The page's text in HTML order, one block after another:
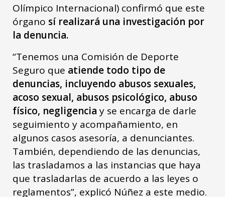
Olímpico Internacional) confirmó que este
órgano sí realizará una investigación por
la denuncia.
“Tenemos una Comisión de Deporte
Seguro que atiende todo tipo de
denuncias, incluyendo abusos sexuales,
acoso sexual, abusos psicológico, abuso
físico, negligencia y se encarga de darle
seguimiento y acompañamiento, en
algunos casos asesoría, a denunciantes.
También, dependiendo de las denuncias,
las trasladamos a las instancias que haya
que trasladarlas de acuerdo a las leyes o
reglamentos”, explicó Núñez a este medio.